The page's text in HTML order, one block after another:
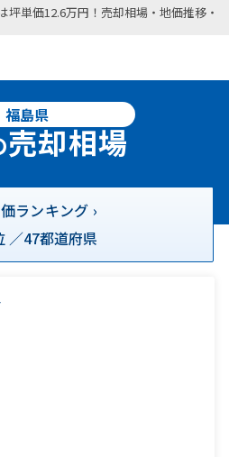
坪単価12.6万円！売却相場・地価推移・
福島県
売却相場
ランキング ›
／47都道府県